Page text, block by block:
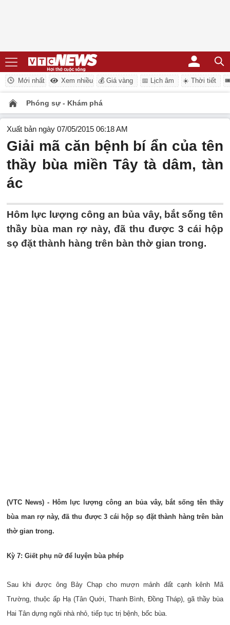
Mới nhất Xem nhiều 💰 Giá vàng 📅 Lịch âm ☀️ Thời tiết
Phóng sự - Khám phá
Xuất bản ngày 07/05/2015 06:18 AM
Giải mã căn bệnh bí ẩn của tên
thầy bùa miền Tây tà dâm, tàn
ác
Hôm lực lượng công an bủa vây, bắt sống tên
thầy bùa man rợ này, đã thu được 3 cái hộp
sọ đặt thành hàng trên bàn thờ gian trong.
(VTC News) - Hôm lực lượng công an bủa vây, bắt sống tên thầy
bùa man rợ này, đã thu được 3 cái hộp sọ đặt thành hàng trên bàn
thờ gian trong.
Kỳ 7: Giết phụ nữ để luyện bùa phép
Sau khi được ông Bảy Chạp cho mượn mảnh đất cạnh kênh Mã
Trường, thuộc ấp Hạ (Tân Quới, Thanh Bình, Đồng Tháp), gã thầy bùa
Hai Tân dựng ngôi nhà nhỏ, tiếp tục trị bệnh, bốc bùa.